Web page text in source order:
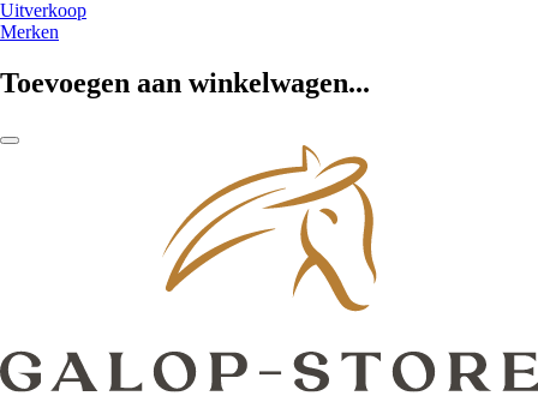
Uitverkoop
Merken
Toevoegen aan winkelwagen...